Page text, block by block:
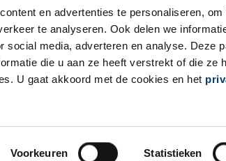
en advertenties te personaliseren,
te analyseren. Ook delen we
social media, adverteren en analyse. Deze
die u aan ze heeft verstrekt of die ze
U gaat akkoord met de cookies en het
Voorkeuren Statistieken
bewijzen dat
opdagen om
vanaf de late
tot in de
gebruik.
DISCLAIMER
PRIVACY
TOEGANKELIJKHEID